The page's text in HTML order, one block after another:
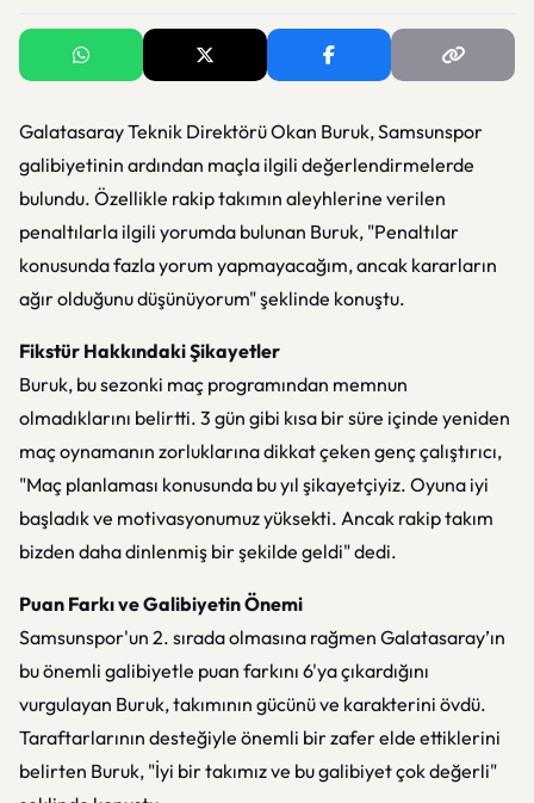
Galatasaray Teknik Direktörü Okan Buruk, Samsunspor
galibiyetinin ardından maçla ilgili değerlendirmelerde
bulundu. Özellikle rakip takımın aleyhlerine verilen
penaltılarla ilgili yorumda bulunan Buruk, "Penaltılar
konusunda fazla yorum yapmayacağım, ancak kararların
ağır olduğunu düşünüyorum" şeklinde konuştu.
Fikstür Hakkındaki Şikayetler
Buruk, bu sezonki maç programından memnun
olmadıklarını belirtti. 3 gün gibi kısa bir süre içinde yeniden
maç oynamanın zorluklarına dikkat çeken genç çalıştırıcı,
"Maç planlaması konusunda bu yıl şikayetçiyiz. Oyuna iyi
başladık ve motivasyonumuz yüksekti. Ancak rakip takım
bizden daha dinlenmiş bir şekilde geldi" dedi.
Puan Farkı ve Galibiyetin Önemi
Samsunspor'un 2. sırada olmasına rağmen Galatasaray’ın
bu önemli galibiyetle puan farkını 6'ya çıkardığını
vurgulayan Buruk, takımının gücünü ve karakterini övdü.
Taraftarlarının desteğiyle önemli bir zafer elde ettiklerini
belirten Buruk, "İyi bir takımız ve bu galibiyet çok değerli"